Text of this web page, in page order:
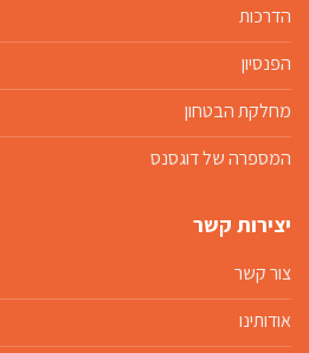
הדרכות
הפנסיון
מחלקת הבטחון
המספרה של דוגסנס
יצירות קשר
צור קשר
אודותינו